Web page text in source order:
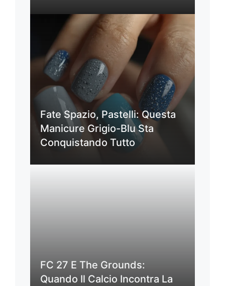
Fate Spazio, Pastelli: Questa
Manicure Grigio-Blu Sta
Conquistando Tutto
FC 27 E The Grounds:
Quando Il Calcio Incontra La